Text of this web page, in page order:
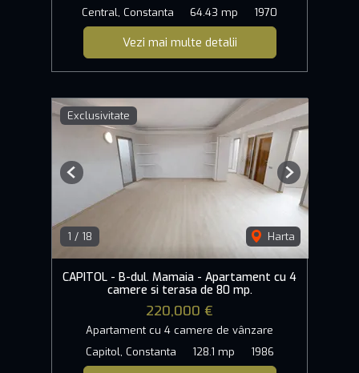
Central, Constanta
64.43 mp 1970
Vezi mai multe detalii
Exclusivitate
1 / 18 Harta
Previous Next
CAPITOL - B-dul. Mamaia - Apartament cu 4
camere si terasa de 80 mp.
220,000 €
Apartament cu 4 camere de vânzare
Capitol, Constanta
128.1 mp 1986